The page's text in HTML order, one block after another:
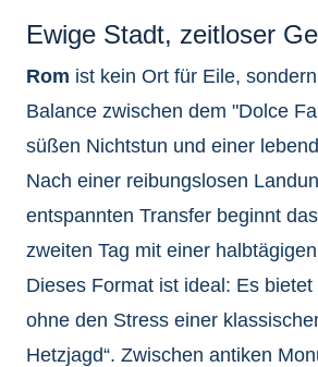
Ewige Stadt, zeitloser
Rom ist kein Ort für Eile,
Balance zwischen dem "Dolce
süßen Nichtstun und einer
Nach einer reibungslosen
entspannten Transfer beginnt
zweiten Tag mit einer
Dieses Format ist ideal: Es
ohne den Stress einer
Hetzjagd“. Zwischen antiken